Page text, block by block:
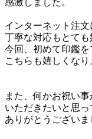
感激しました。
インターネット注文
丁寧な対応もとても
今回、初めて印鑑を
こちらも嬉しくなり
また、何かお祝い
いただきたいと思っ
ありがとうございま